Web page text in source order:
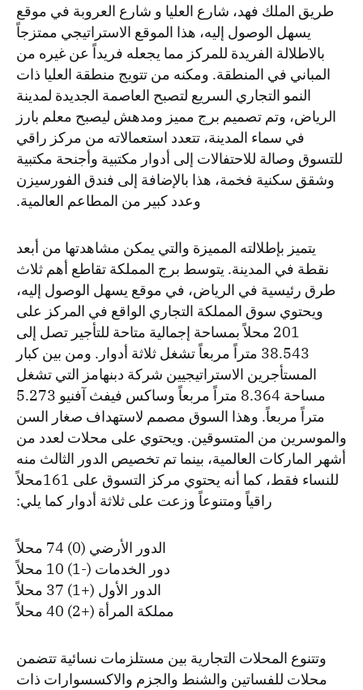
طريق الملك فهد، شارع العليا و شارع العروبة في موقع
يسهل الوصول إليه، هذا الموقع الاستراتيجي ممتزجاً
بالاطلالة الفريدة للمركز مما يجعله فريداً عن غيره من
المباني في المنطقة. ومكنه من تتويج منطقة العليا ذات
النمو التجاري السريع لتصبح العاصمة الجديدة لمدينة
الرياض، وتم تصميم برج مميز ومدهش ليصبح معلم بارز
في سماء المدينة، تتعدد استعمالاته من مركز راقي
للتسوق وصالة للاحتفالات إلى أدوار مكتبية وأجنحة مكتبية
وشقق سكنية فخمة، هذا بالإضافة إلى فندق الفورسيزن
وعدد كبير من المطاعم العالمية.
يتميز بإطلالته المميزة والتي يمكن مشاهدتها من أبعد
نقطة في المدينة. يتوسط برج المملكة تقاطع أهم ثلاث
طرق رئيسية في الرياض، في موقع يسهل الوصول إليه،
ويحتوي سوق المملكة التجاري الواقع في المركز على
201 محلاً بمساحة إجمالية متاحة للتأجير تصل إلى
38.543 متراً مربعاً تشغل ثلاثة أدوار. ومن بين كبار
المستأجرين الاستراتيجيين شركة دبنهامز التي تشغل
مساحة 8.364 متراً مربعاً وساكس فيفث آفنيو 5.273
متراً مربعاً. وهذا السوق مصمم لاستهداف صغار السن
والموسرين من المتسوقين. ويحتوي على محلات لعدد من
أشهر الماركات العالمية، بينما تم تخصيص الدور الثالث منه
للنساء فقط، كما أنه يحتوي مركز التسوق على 161محلاً
راقياً ومتنوعاً وزعت على ثلاثة أدوار كما يلي:
الدور الأرضي (0) 74 محلاً
دور الخدمات (-1) 10 محلاً
الدور الأول (+1) 37 محلاً
مملكة المرأة (+2) 40 محلاً
وتتنوع المحلات التجارية بين مستلزمات نسائية تتضمن
محلات للفساتين والشنط والجزم والاكسسوارات ذات